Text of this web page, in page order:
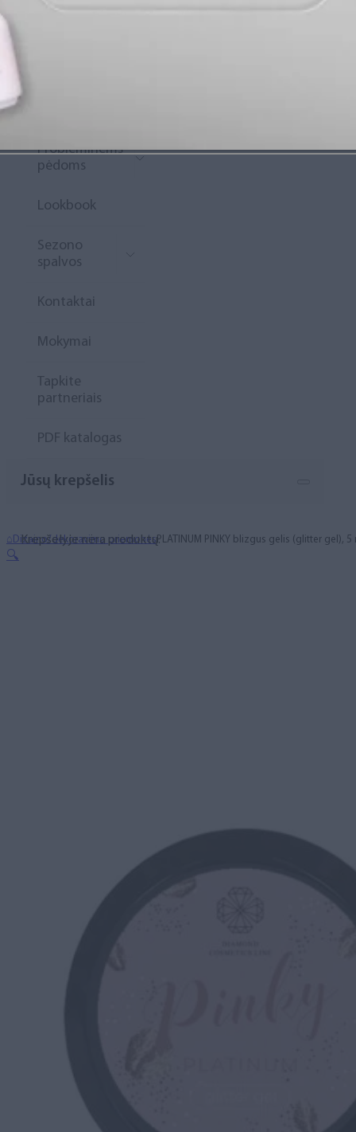
Probleminėms
pėdoms
Lookbook
Sezono
spalvos
Kontaktai
Mokymai
Tapkite
partneriais
PDF katalogas
Jūsų krepšelis
Krepšelyje nėra produktų.
⌂ Dizaino/dekoravimo priemonėsPLATINUM PINKY blizgus gelis (glitter gel), 5
🔍